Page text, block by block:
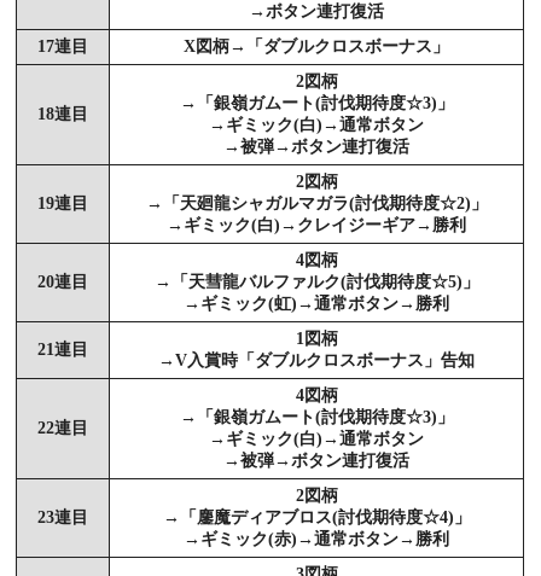
→ボタン連打復活
17連目
X図柄→「ダブルクロスボーナス」
18連目
2図柄
→「銀嶺ガムート(討伐期待度☆3)」
→ギミック(白)→通常ボタン
→被弾→ボタン連打復活
19連目
2図柄
→「天廻龍シャガルマガラ(討伐期待度☆2)」
→ギミック(白)→クレイジーギア→勝利
20連目
4図柄
→「天彗龍バルファルク(討伐期待度☆5)」
→ギミック(虹)→通常ボタン→勝利
21連目
1図柄
→V入賞時「ダブルクロスボーナス」告知
22連目
4図柄
→「銀嶺ガムート(討伐期待度☆3)」
→ギミック(白)→通常ボタン
→被弾→ボタン連打復活
23連目
2図柄
→「鏖魔ディアブロス(討伐期待度☆4)」
→ギミック(赤)→通常ボタン→勝利